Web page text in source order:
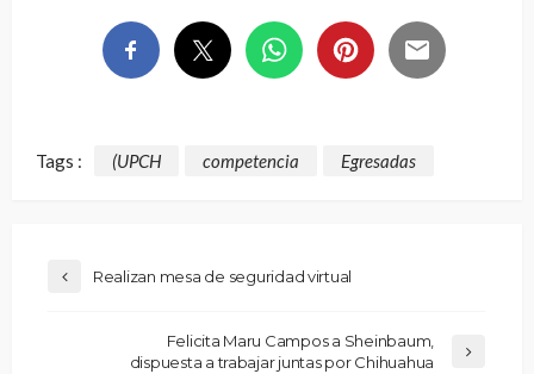
Tags : (UPCH competencia Egresadas
Realizan mesa de seguridad virtual
Felicita Maru Campos a Sheinbaum,
dispuesta a trabajar juntas por Chihuahua